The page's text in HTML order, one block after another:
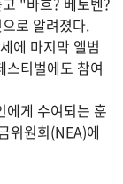
로 알려졌다.
에 마지막 앨범
스티벌에도 참여
에게 수여되는 훈
위원회(NEA)에